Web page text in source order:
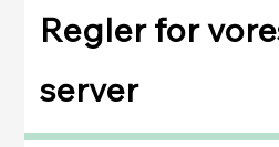
Regler for vores Discord
server